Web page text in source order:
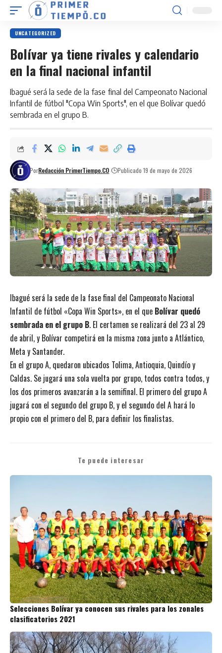
UNCATEGORIZED
Bolívar ya tiene rivales y calendario
en la final nacional infantil
Ibagué será la sede de la fase final del Campeonato Nacional
Infantil de fútbol "Copa Win Sports", en el que Bolívar quedó
sembrada en el grupo B.
PorRedacción PrimerTiempo.CO Publicado 19 de mayo de 2026
Ibagué será la sede de la fase final del Campeonato Nacional
Infantil de fútbol «Copa Win Sports», en el que Bolívar quedó
sembrada en el grupo B. El certamen se realizará del 23 al 29
de abril, y Bolívar competirá en la misma zona junto a Atlántico,
Meta y Santander.
En el grupo A, quedaron ubicados Tolima, Antioquia, Quindío y
Caldas. Se jugará una sola vuelta por grupo, todos contra todos, y
los dos primeros avanzarán a la semifinal. El primero del grupo A
jugará con el segundo del grupo B, y el segundo del A hará lo
propio con el primero del B, para definir los finalistas.
Te puede interesar
Selecciones Bolívar ya conocen sus rivales para los zonales
clasificatorios 2021